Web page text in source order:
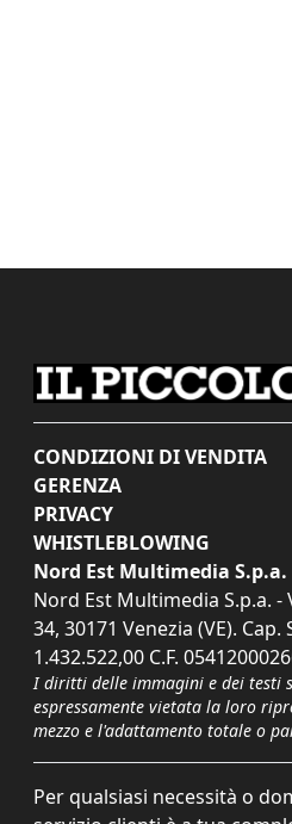
CONDIZIONI DI VENDITA
GERENZA
PRIVACY
WHISTLEBLOWING
Nord Est Multimedia S.p.a.
Nord Est Multimedia S.p.a. -
34, 30171 Venezia (VE). Cap.
1.432.522,00 C.F.
I diritti delle immagini e dei testi
espressamente vietata la loro
mezzo e l'adattamento totale o
Per qualsiasi necessità o